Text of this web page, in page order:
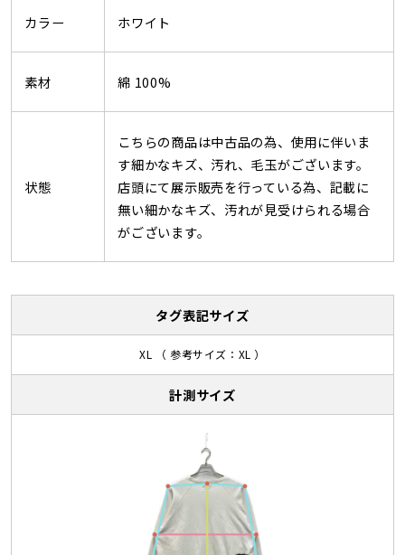
カラー ホワイト
素材 綿 100%
状態
こちらの商品は中古品の為、使用に伴いま
す細かなキズ、汚れ、毛玉がございます。
店頭にて展示販売を行っている為、記載に
無い細かなキズ、汚れが見受けられる場合
がございます。
タグ表記サイズ
XL （ 参考サイズ：XL ）
計測サイズ